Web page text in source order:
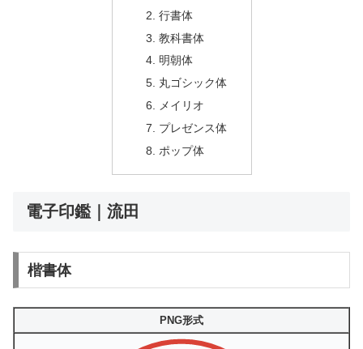
行書体
教科書体
明朝体
丸ゴシック体
メイリオ
プレゼンス体
ポップ体
電子印鑑｜流田
楷書体
PNG形式